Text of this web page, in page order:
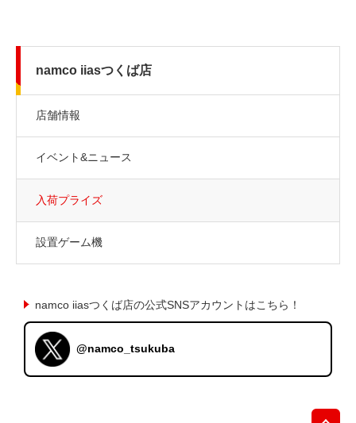
namco iiasつくば店
店舗情報
イベント&ニュース
入荷プライズ
設置ゲーム機
namco iiasつくば店の公式SNSアカウントはこちら！
@namco_tsukuba